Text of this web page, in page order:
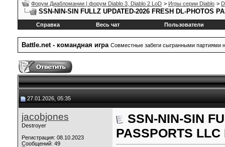
Форум Диабломании | форум Diablo 3, Diablo 2 LoD > Игры серии Diablo >
SSN-NIN-SIN FULLZ UPDATED-2026 FRESH DL-PHOTOS
Справка Весь чат Пользователи
Battle.net - командная игра Совместные забеги сыгранными партиями
27.01.2026, 05:35
jacobjones
Destroyer
Регистрация: 08.10.2023
Сообщений: 49
SSN-NIN-SIN
PASSPORTS LLC